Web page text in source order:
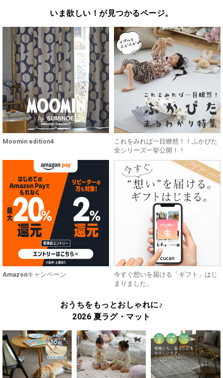
いま欲しい！が見つかるページ。
Moomin edition4
これをみれば一目瞭然！！ふかぴた
全シリーズ一挙公開！！
Amazonキャンペーン
今すぐ想いを届ける「ギフト」はじ
まりました。
おうちをもっとおしゃれに♪
2026 夏ラグ・マット